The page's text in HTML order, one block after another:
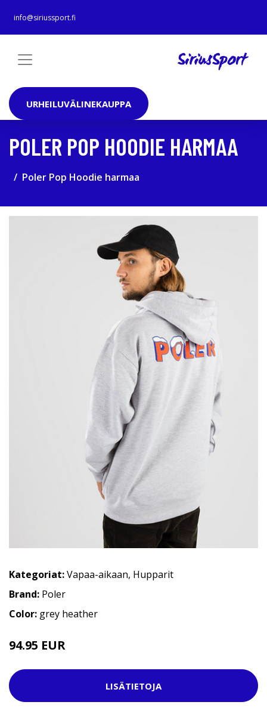
info@siriussport.fi
URHEILUVÄLINEKAUPPA
POLER POP HOODIE HARMAA
Poler Pop Hoodie harmaa
Kategoriat:Vapaa-aikaan, Hupparit
Brand: Poler
Color: grey heather
94.95 EUR
LISÄTIETOJA